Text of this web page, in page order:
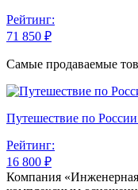
Рейтинг:
71 850 ₽
Самые продаваемые
Путешествие по
Рейтинг:
16 800 ₽
Компания